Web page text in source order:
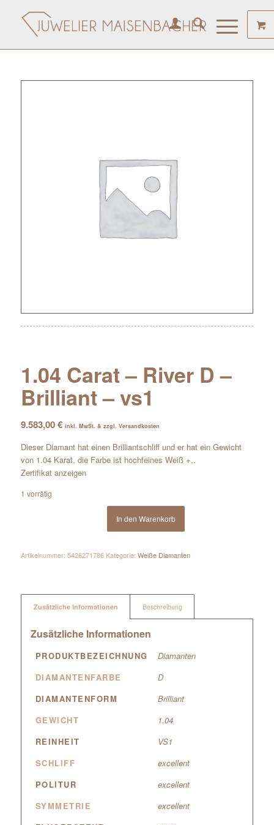
1.04 Carat – River D –
Brilliant – vs1
9.583,00€ inkl. MwSt. & zzgl. Versandkosten
Dieser Diamant hat einen Brilliantschliff und er hat ein Gewicht
von 1.04 Karat, die Farbe ist hochfeines Weiß +,.
Zertifikat anzeigen
1 vorrätig
In den Warenkorb
Artikelnummer: 5426271786 Kategorie: Weiße Diamanten
Zusätzliche Informationen Beschreibung
Zusätzliche Informationen
PRODUKTBEZEICHNUNG
Diamanten
DIAMANTENFARBE
D
DIAMANTENFORM
Brilliant
GEWICHT
1.04
REINHEIT
VS1
SCHLIFF
excellent
POLITUR
excellent
SYMMETRIE
excellent